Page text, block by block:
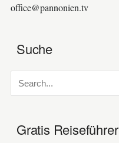
office@pannonien.tv
Suche
Gratis Reiseführer